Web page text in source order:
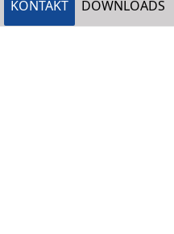
KONTAKT(CURRENT)
DOWNLOADS